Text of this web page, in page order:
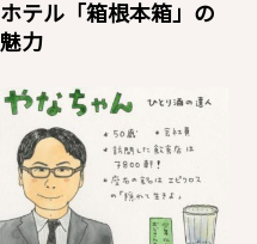
ホテル「箱根本箱」の
魅力